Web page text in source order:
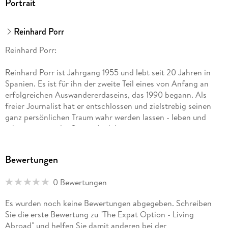
Reinhard Porr
Reinhard Porr:
Reinhard Porr ist Jahrgang 1955 und lebt seit 20 Jahren in
Spanien. Es ist für ihn der zweite Teil eines von Anfang an
erfolgreichen Auswandererdaseins, das 1990 begann. Als
freier Journalist hat er entschlossen und zielstrebig seinen
ganz persönlichen Traum wahr werden lassen - leben und
arbeiten unter der Sonne Andalusiens.
absolvierte sein Studium erfolgreich in Wiesbaden. Seit über
früh die Faszination des Reisens. Viele Auslandsaufenthalte
in verschiedenen Teilen der Welt haben ihn mehr und mehr
Bewertungen
0 Bewertungen
Es wurden noch keine Bewertungen abgegeben. Schreiben
Sie die erste Bewertung zu "The Expat Option - Living
Abroad" und helfen Sie damit anderen bei der